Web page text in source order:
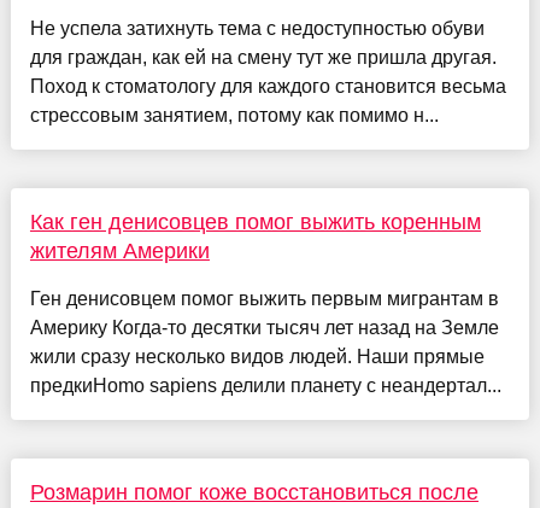
Не успела затихнуть тема с недоступностью обуви
для граждан, как ей на смену тут же пришла другая.
Поход к стоматологу для каждого становится весьма
стрессовым занятием, потому как помимо н...
Как ген денисовцев помог выжить коренным
жителям Америки
Ген денисовцем помог выжить первым мигрантам в
Америку Когда-то десятки тысяч лет назад на Земле
жили сразу несколько видов людей. Наши прямые
предкиHomo sapiens делили планету с неандертал...
Розмарин помог коже восстановиться после